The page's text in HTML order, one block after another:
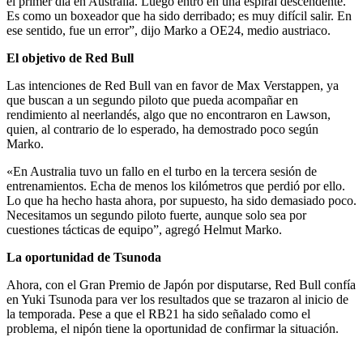
Es como un boxeador que ha sido derribado; es muy difícil salir. En
ese sentido, fue un error”, dijo Marko a OE24, medio austriaco.
El objetivo de Red Bull
Las intenciones de Red Bull van en favor de Max Verstappen, ya
que buscan a un segundo piloto que pueda acompañar en
rendimiento al neerlandés, algo que no encontraron en Lawson,
quien, al contrario de lo esperado, ha demostrado poco según
Marko.
«En Australia tuvo un fallo en el turbo en la tercera sesión de
entrenamientos. Echa de menos los kilómetros que perdió por ello.
Lo que ha hecho hasta ahora, por supuesto, ha sido demasiado poco.
Necesitamos un segundo piloto fuerte, aunque solo sea por
cuestiones tácticas de equipo”, agregó Helmut Marko.
La oportunidad de Tsunoda
Ahora, con el Gran Premio de Japón por disputarse, Red Bull confía
en Yuki Tsunoda para ver los resultados que se trazaron al inicio de
la temporada. Pese a que el RB21 ha sido señalado como el
problema, el nipón tiene la oportunidad de confirmar la situación.